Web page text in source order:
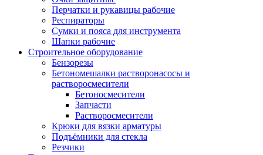
Перчатки и рукавицы рабочие
Респираторы
Сумки и пояса для инструмента
Шапки рабочие
Строительное оборудование
Бензорезы
Бетономешалки растворонасосы и
растворосмесители
Бетоносмесители
Запчасти
Растворосмесители
Крюки для вязки арматуры
Подъёмники для стекла
Резчики